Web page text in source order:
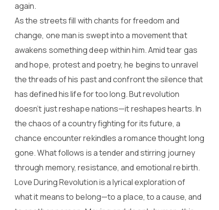
again.
As the streets fill with chants for freedom and
change, one man is swept into a movement that
awakens something deep within him. Amid tear gas
and hope, protest and poetry, he begins to unravel
the threads of his past and confront the silence that
has defined his life for too long. But revolution
doesn’t just reshape nations—it reshapes hearts. In
the chaos of a country fighting for its future, a
chance encounter rekindles a romance thought long
gone. What follows is a tender and stirring journey
through memory, resistance, and emotional rebirth.
Love During Revolution is a lyrical exploration of
what it means to belong—to a place, to a cause, and